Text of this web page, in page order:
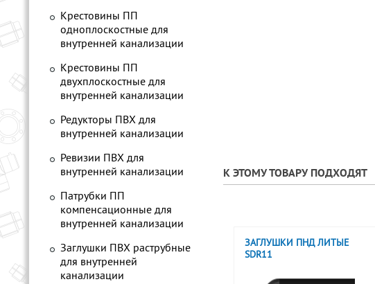
К ЭТОМУ ТОВАРУ ПОДХОДЯТ
ЗАГЛУШКИ ПНД ЛИТЫЕ
SDR11
Крестовины ПП
одноплоскостные для
внутренней канализации
Крестовины ПП
двухплоскостные для
внутренней канализации
Редукторы ПВХ для
внутренней канализации
Ревизии ПВХ для
внутренней канализации
Патрубки ПП
компенсационные для
внутренней канализации
Заглушки ПВХ раструбные
для внутренней
канализации